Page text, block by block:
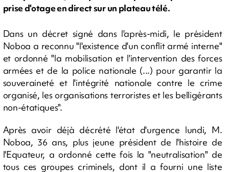
prise d'otage en direct sur un plateau télé.
Dans un décret signé dans l'après-midi, le président
Noboa a reconnu "l'existence d'un conflit armé interne"
et ordonné "la mobilisation et l'intervention des forces
armées et de la police nationale (...) pour garantir la
souveraineté et l'intégrité nationale contre le crime
organisé, les organisations terroristes et les belligérants
non-étatiques".
Après avoir déjà décrété l'état d'urgence lundi, M.
Noboa, 36 ans, plus jeune président de l'histoire de
l'Equateur, a ordonné cette fois la "neutralisation" de
tous ces groupes criminels, dont il a fourni une liste